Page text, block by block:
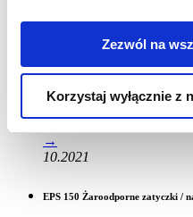
Zezwól na
Korzystaj wyłącznie z
EPS 135 Żaroodporne zatyczki /
Stosowane jako zatyczki
→
10.2021
EPS 150 Żaroodporne zatyczki /